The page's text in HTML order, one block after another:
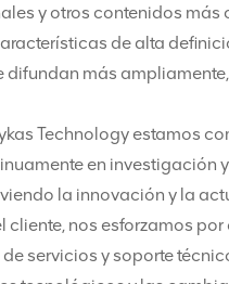
y otros contenidos
de alta
más
Technology estamos
en investigación
la innovación y la
nos esforzamos
servicios y soporte